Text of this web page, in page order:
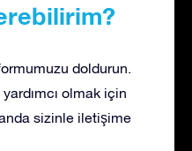
doldurun.
olmak için
sizinle iletişime